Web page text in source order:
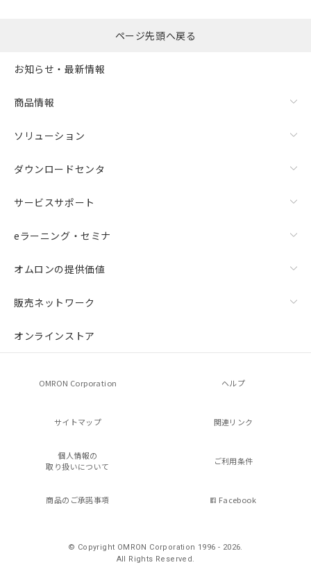
ページ先頭へ戻る
お知らせ・最新情報
商品情報
ソリューション
ダウンロードセンタ
サービスサポート
eラーニング・セミナ
オムロンの提供価値
販売ネットワーク
オンラインストア
OMRON Corporation ヘルプ
サイトマップ 関連リンク
個人情報の
取り扱いについて
ご利用条件
商品のご承諾事項 Facebook
© Copyright OMRON Corporation 1996 - 2026.
All Rights Reserved.